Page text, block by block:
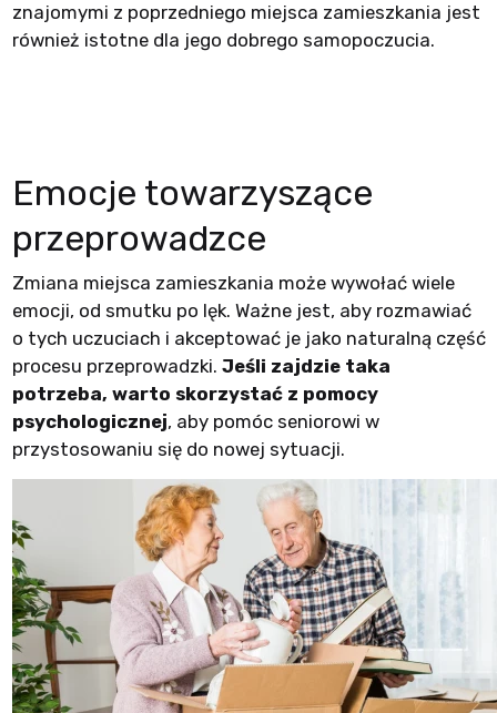
znajomymi z poprzedniego miejsca zamieszkania jest
również istotne dla jego dobrego samopoczucia.
Emocje towarzyszące
przeprowadzce
Zmiana miejsca zamieszkania może wywołać wiele
emocji, od smutku po lęk. Ważne jest, aby rozmawiać
o tych uczuciach i akceptować je jako naturalną część
procesu przeprowadzki. Jeśli zajdzie taka
potrzeba, warto skorzystać z pomocy
psychologicznej, aby pomóc seniorowi w
przystosowaniu się do nowej sytuacji.